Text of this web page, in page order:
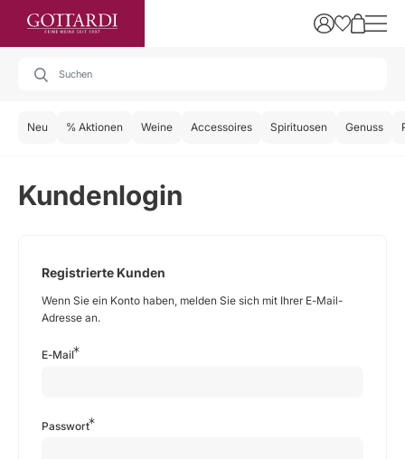
Neu % Aktionen Weine Accessoires Spirituosen Genuss
Kundenlogin
Registrierte Kunden
Wenn Sie ein Konto haben, melden Sie sich mit Ihrer E-Mail-
Adresse an.
E-Mail
Passwort